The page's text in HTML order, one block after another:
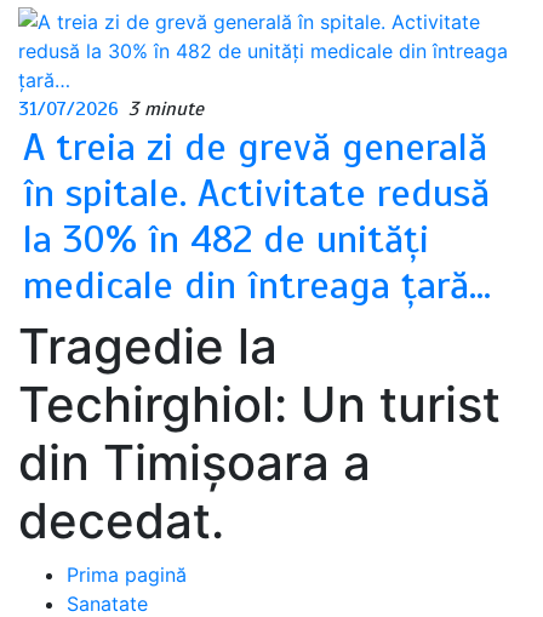
31/07/2026 3 minute
A treia zi de grevă generală
în spitale. Activitate redusă
la 30% în 482 de unități
medicale din întreaga țară…
Tragedie la
Techirghiol: Un turist
din Timișoara a
decedat.
Prima pagină
Sanatate